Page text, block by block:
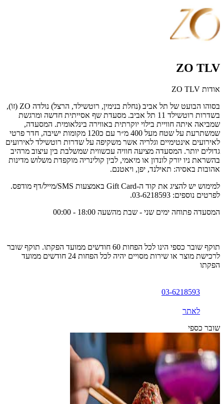
ZO TLV
אודות ZO TLV
בסוהו הבועט של תל אביב (נחלת בנימין, רוטשילד, הרצל) נולדה ZO (זוֹ),
בשדרות רוטשילד 11 תל אביב. מסעדת שף אסייתית חדשה ומרגשת
שמביאה איתה חוויית בילוי יוקרתית באווירה בינלאומית. המסעדה,
שמשתרעת על שטח מעל 400 מ״ר עם כ120 מקומות ישיבה, חדר פרטי
לאירועים אינטימיים וגלריה אשר משקיפה על שדרות רוטשילד לאירועים
גדולים יותר. המסעדה מציעה חוויה עכשווית שמשלבת בין עיצוב מרהיב
בהשראת ניו יורק לונדון או מיאמי, לבין קולינריה מוקפדת משלוש מדינות
אהובות באסיה: תאילנד, יפן, ויאטנם.
למימוש יש להציג את קוד ה-Gift Card באמצעות SMS/מייל/דף מודפס.
לפרטים נוספים: 03-6218593.
המסעדה פתוחה ימים שני - שבת מהשעה 18:00 - 00:00
תוקף שובר כספי הינו לכל הפחות 60 חודשים ממועד הפקתו. תוקף שובר
לרכישת מוצר או שירות מסויים יהיה לכל הפחות 24 חודשים ממועד
הפקתו
03-6218593
לאתר
שובר כספי